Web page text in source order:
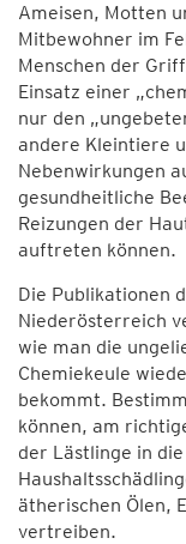
Ameisen, Motten
Mitbewohner im
Menschen der
Einsatz einer
nur den
andere Kleintiere
Nebenwirkungen
gesundheitliche
Reizungen der
auftreten können.
Die Publikationen
Niederösterreich
wie man die
Chemiekeule
bekommt.
können, am
der Lästlinge in
ätherischen Ölen,
vertreiben.